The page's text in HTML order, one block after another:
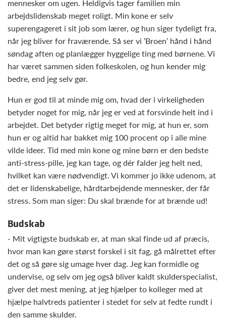
mennesker om ugen. Heldigvis tager familien min
arbejdslidenskab meget roligt. Min kone er selv
superengageret i sit job som lærer, og hun siger tydeligt fra,
når jeg bliver for fraværende. Så ser vi ’Broen’ hånd i hånd
søndag aften og planlægger hyggelige ting med børnene. Vi
har været sammen siden folkeskolen, og hun kender mig
bedre, end jeg selv gør.
Hun er god til at minde mig om, hvad der i virkeligheden
betyder noget for mig, når jeg er ved at forsvinde helt ind i
arbejdet. Det betyder rigtig meget for mig, at hun er, som
hun er og altid har bakket mig 100 procent op i alle mine
vilde ideer. Tid med min kone og mine børn er den bedste
anti-stress-pille, jeg kan tage, og dér falder jeg helt ned,
hvilket kan være nødvendigt. Vi kommer jo ikke udenom, at
det er lidenskabelige, hårdtarbejdende mennesker, der får
stress. Som man siger: Du skal brænde for at brænde ud!
Budskab
- Mit vigtigste budskab er, at man skal finde ud af præcis,
hvor man kan gøre størst forskel i sit fag, gå målrettet efter
det og så gøre sig umage hver dag. Jeg kan formidle og
undervise, og selv om jeg også bliver kaldt skulderspecialist,
giver det mest mening, at jeg hjælper to kolleger med at
hjælpe halvtreds patienter i stedet for selv at fedte rundt i
den samme skulder.